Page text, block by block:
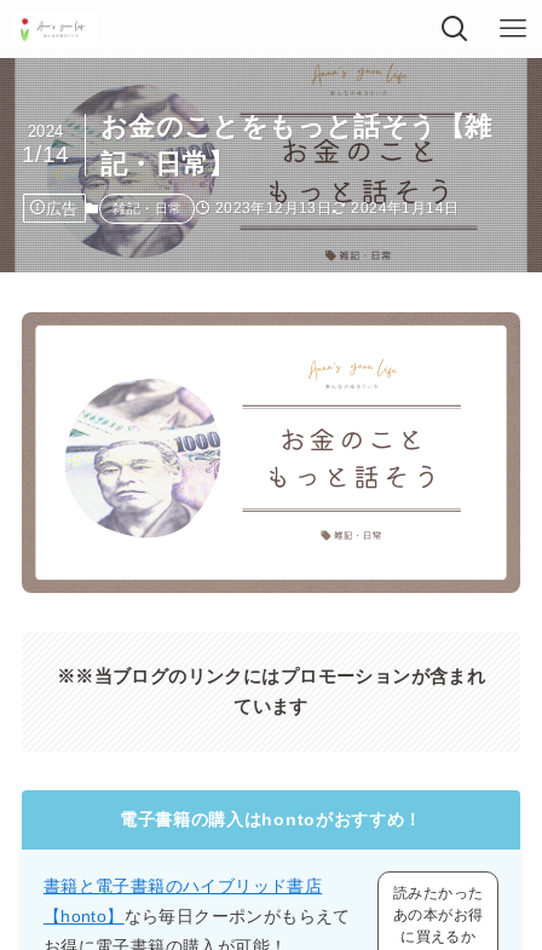
お金のことをもっと話そう【雑
記・日常】
2024
1/14
広告 雑記・日常 2023年12月13日 2024年1月14日
※※当ブログのリンクにはプロモーションが含まれ
ています
電子書籍の購入はhontoがおすすめ！
書籍と電子書籍のハイブリッド書店
【honto】 なら毎日クーポンがもらえて
読みたかった
あの本がお得
に買えるか